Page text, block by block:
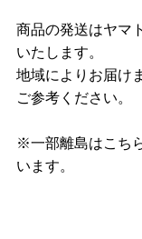
商品の発送はヤマ
いたします。
地域によりお届け
ご参考ください。
※一部離島はこち
います。